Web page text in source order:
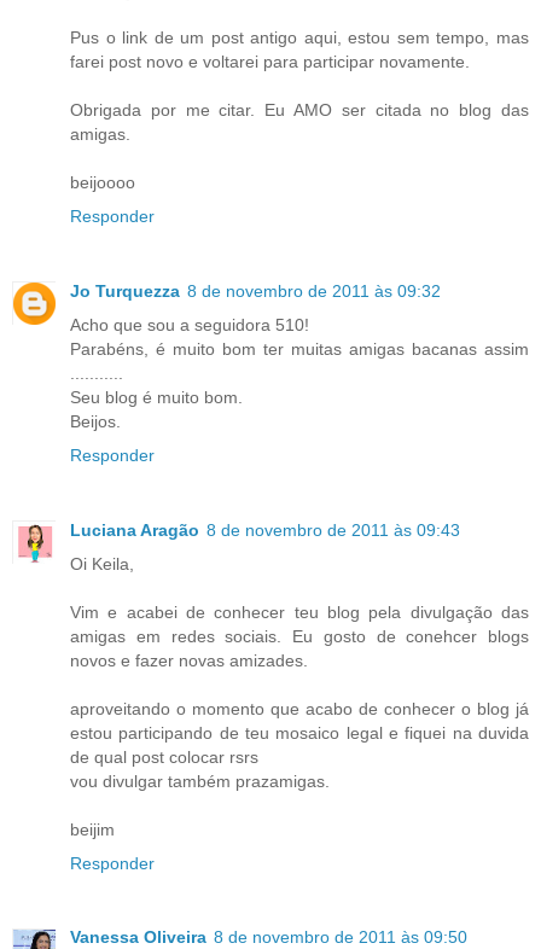
Pus o link de um post antigo aqui, estou sem tempo, mas
farei post novo e voltarei para participar novamente.
Obrigada por me citar. Eu AMO ser citada no blog das
amigas.
beijoooo
Responder
Jo Turquezza 8 de novembro de 2011 às 09:32
Acho que sou a seguidora 510!
Parabéns, é muito bom ter muitas amigas bacanas assim
Seu blog é muito bom.
Beijos.
Responder
Luciana Aragão 8 de novembro de 2011 às 09:43
Oi Keila,
Vim e acabei de conhecer teu blog pela divulgação das
amigas em redes sociais. Eu gosto de conehcer blogs
novos e fazer novas amizades.
aproveitando o momento que acabo de conhecer o blog já
estou participando de teu mosaico legal e fiquei na duvida
de qual post colocar rsrs
vou divulgar também prazamigas.
beijim
Responder
Vanessa Oliveira 8 de novembro de 2011 às 09:50